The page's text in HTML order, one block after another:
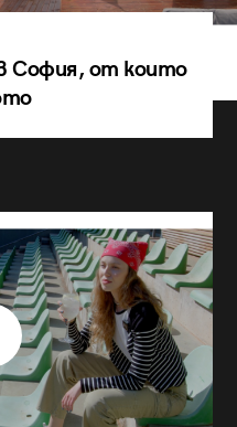
София, от които